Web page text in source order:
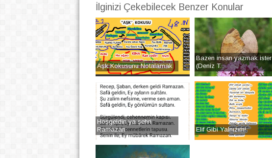
İlginizi Çekebilecek Benzer Konular
Aşk Kokusunu Notalamak
Bazen insan yazmak ister
(Deniz T...
Hoşgeldin ya şehri
Ramazan
Elif Gibi Yalnızım!